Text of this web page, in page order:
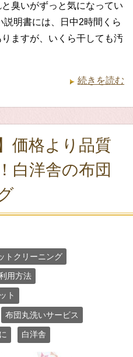
臭いがずっと気になってい
説明書には、日中2時間くら
ますが、いくら干しても汚
続きを読む
価格より品質
白洋舎の布団
トクリーニング
用方法
ト
布団丸洗いサービス
白洋舎